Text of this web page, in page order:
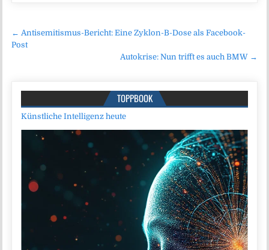
Beitragsnavigation
← Antisemitismus-Bericht: Eine Zyklon-B-Dose als Facebook-
Post
Autokrise: Nun trifft es auch BMW →
TOPPBOOK
Künstliche Intelligenz heute